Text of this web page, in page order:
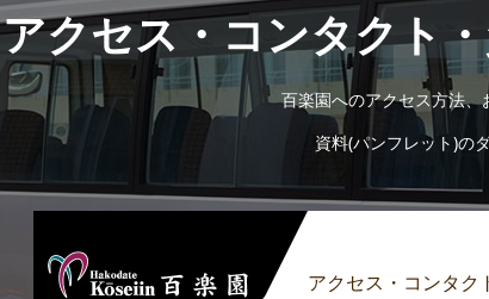
アクセス・コンタクト
百楽園へのアクセス方法、
資料(パンフレット)の
アクセス・コンタク